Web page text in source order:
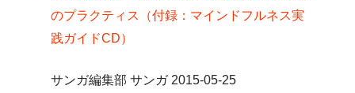
のプラクティス（付録：マインドフルネス実
践ガイドCD）
サンガ編集部 サンガ 2015-05-25